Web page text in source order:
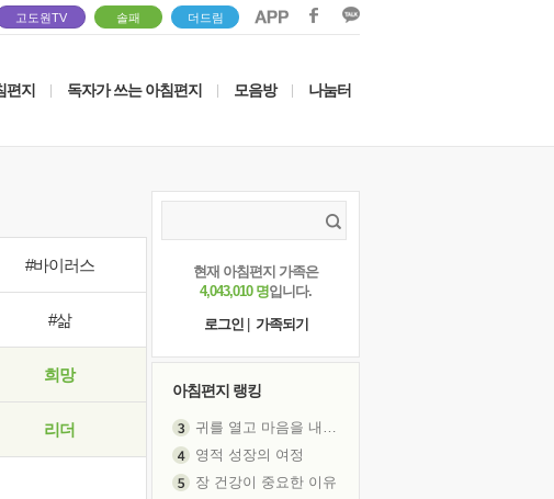
고도원TV 솔패 더드림
편지 독자가 쓰는 아침편지 모음방 나눔터
#바이러스
#삶
희망
리더
현재 아침편지 가족은
4,043,010 명입니다.
로그인
가족되기
아침편지 랭킹
귀를 열고 마음을 내어주고
영적 성장의 여정
장 건강이 중요한 이유